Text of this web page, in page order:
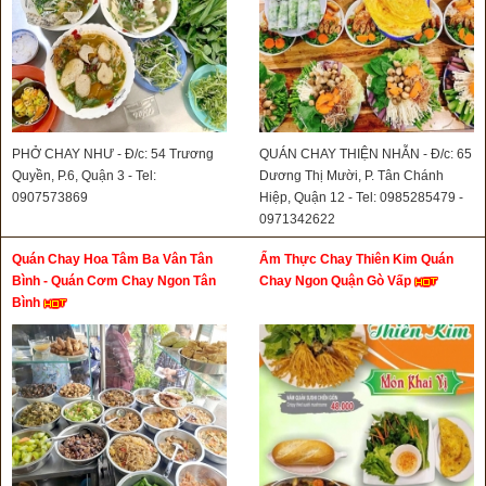
PHỞ CHAY NHƯ - Đ/c: 54 Trương
Quyền, P.6, Quận 3 - Tel:
0907573869
QUÁN CHAY THIỆN NHẪN - Đ/c: 65
Dương Thị Mười, P. Tân Chánh
Hiệp, Quận 12 - Tel: 0985285479 -
0971342622
Quán Chay Hoa Tâm Ba Vân Tân
Bình - Quán Cơm Chay Ngon Tân
Bình
Ẩm Thực Chay Thiên Kim Quán
Chay Ngon Quận Gò Vấp